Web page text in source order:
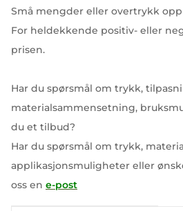
Små mengder eller overtrykk opp
For heldekkende positiv- eller
prisen.
Har du spørsmål om trykk,
materialsammensetning,
du et tilbud?
Har du spørsmål om trykk,
applikasjonsmuligheter eller
oss en e-post